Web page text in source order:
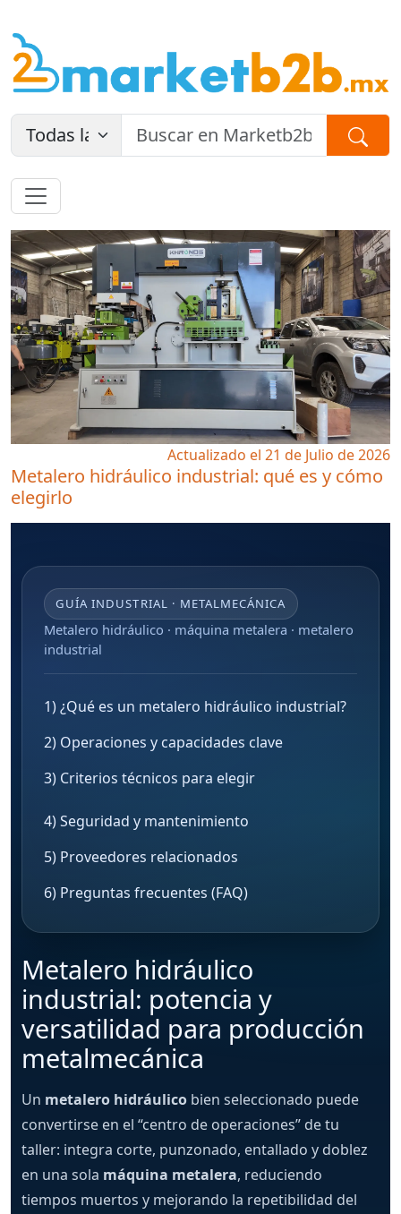
Actualizado el 21 de Julio de 2026
Metalero hidráulico industrial: qué es y cómo
elegirlo
GUÍA INDUSTRIAL · METALMECÁNICA
Metalero hidráulico · máquina metalera · metalero
industrial
1) ¿Qué es un metalero hidráulico industrial?
2) Operaciones y capacidades clave
3) Criterios técnicos para elegir
4) Seguridad y mantenimiento
5) Proveedores relacionados
6) Preguntas frecuentes (FAQ)
Metalero hidráulico
industrial: potencia y
versatilidad para producción
metalmecánica
Un metalero hidráulico bien seleccionado puede
convertirse en el “centro de operaciones” de tu
taller: integra corte, punzonado, entallado y doblez
en una sola máquina metalera, reduciendo
tiempos muertos y mejorando la repetibilidad del